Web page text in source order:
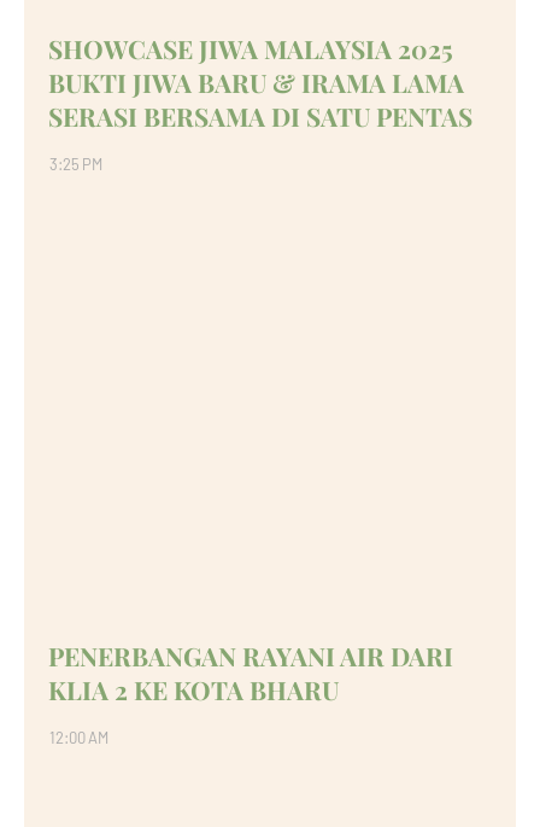
SHOWCASE JIWA MALAYSIA 2025
BUKTI JIWA BARU & IRAMA LAMA
SERASI BERSAMA DI SATU PENTAS
3:25 PM
PENERBANGAN RAYANI AIR DARI
KLIA 2 KE KOTA BHARU
12:00 AM